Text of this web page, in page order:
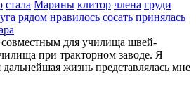
стала Марины клитор члена груди
рядом нравилось сосать принялась
для училища швей-
при тракторном заводе. Я
жизнь представлялась мне